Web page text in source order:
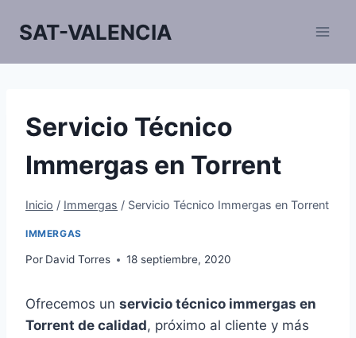
SAT-VALENCIA
Servicio Técnico
Immergas en Torrent
Inicio / Immergas / Servicio Técnico Immergas en Torrent
IMMERGAS
Por David Torres 18 septiembre, 2020
Ofrecemos un servicio técnico immergas en
Torrent de calidad, próximo al cliente y más